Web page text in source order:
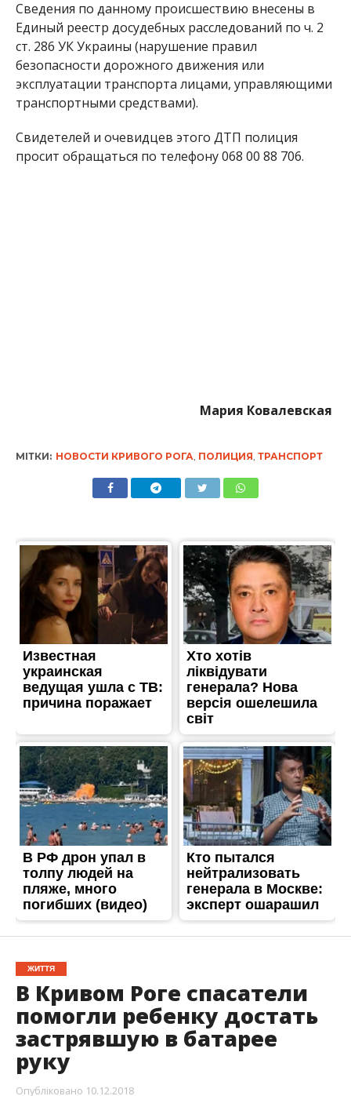
Сведения по данному происшествию внесены в
Единый реестр досудебных расследований по ч. 2
ст. 286 УК Украины (нарушение правил
безопасности дорожного движения или
эксплуатации транспорта лицами, управляющими
транспортными средствами).
Свидетелей и очевидцев этого ДТП полиция
просит обращаться по телефону 068 00 88 706.
Мария Ковалевская
МІТКИ: НОВОСТИ КРИВОГО РОГА, ПОЛИЦИЯ, ТРАНСПОРТ
ЖИТТЯ
В Кривом Роге спасатели
помогли ребенку достать
застрявшую в батарее
руку
Опубліковано 10.12.2018